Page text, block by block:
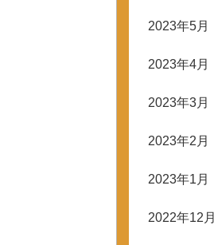
2023年5月
2023年4月
2023年3月
2023年2月
2023年1月
2022年12月